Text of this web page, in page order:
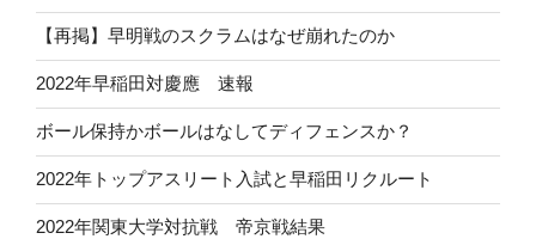
【再掲】早明戦のスクラムはなぜ崩れたのか
2022年早稲田対慶應 速報
ボール保持かボールはなしてディフェンスか？
2022年トップアスリート入試と早稲田リクルート
2022年関東大学対抗戦 帝京戦結果